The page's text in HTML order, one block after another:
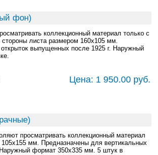
фон)
коллекционный материал только с
листа размером 160x105 мм.
выпущенных после 1925 г. Наружный
Цена: 1 950.00 руб.
просматривать коллекционный материал
мм. Предназначены для вертикальных
формат 350x335 мм. 5 штук в